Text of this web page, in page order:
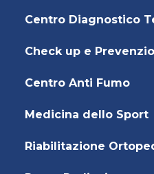
Centro Diagnostico
Check up e
Centro Anti Fumo
Medicina dello Sport
Riabilitazione